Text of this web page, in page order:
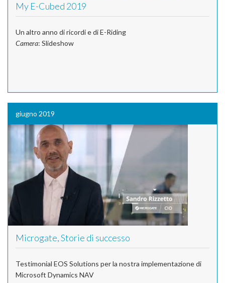
My E-Cubed 2019
Un altro anno di ricordi e di E-Riding
Camera: Slideshow
giugno 2019
Microgate, Storie di successo
Testimonial EOS Solutions per la nostra implementazione di
Microsoft Dynamics NAV